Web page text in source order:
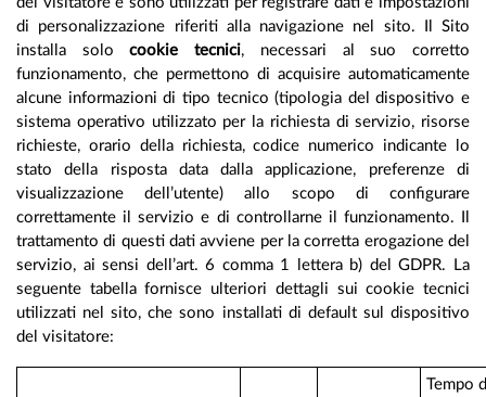
di personalizzazione riferiti alla navigazione nel sito. Il Sito
installa solocookie tecnici, necessari al suo corretto
funzionamento, che permettono di acquisire automaticamente
alcune informazioni di tipo tecnico (tipologia del dispositivo e
sistema operativo utilizzato per la richiesta di servizio, risorse
richieste, orario della richiesta, codice numerico indicante lo
stato della risposta data dalla applicazione, preferenze di
visualizzazione dell’utente) allo scopo di configurare
correttamente il servizio e di controllarne il funzionamento. Il
trattamento di questi dati avviene per la corretta erogazione del
servizio, ai sensi dell’art. 6 comma 1 lettera b) del GDPR. La
seguente tabella fornisce ulteriori dettagli sui cookie tecnici
utilizzati nel sito, che sono installati di default sul dispositivo
del visitatore:
Tempo